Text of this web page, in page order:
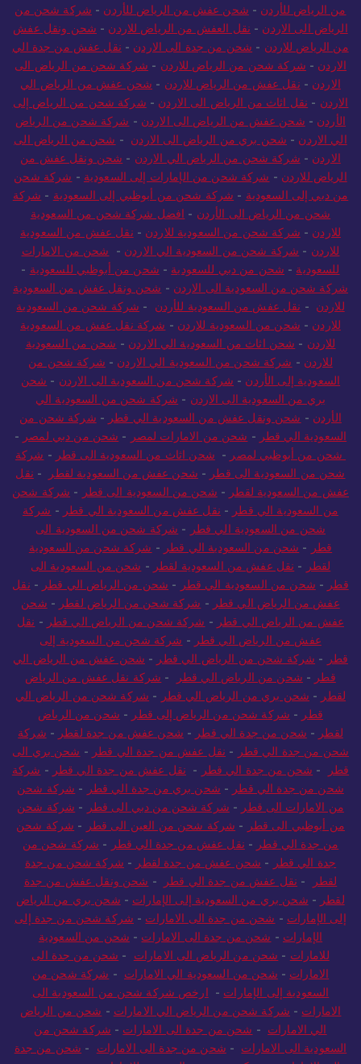
من الرياض للأردن - شحن عفش من الرياض للأردن - شركة شحن من
الرياض الى الاردن - نقل العفش من الرياض للاردن - شحن ونقل عفش
من الرياض للاردن - شحن من جدة الى الاردن - نقل عفش من جدة الي
الاردن - شركة شحن من الرياض للاردن - شركة شحن من الرياض الى
الاردن - نقل عفش من الرياض للاردن - شحن عفش من الرياض الي
الاردن - نقل اثاث من الرياض الى الاردن - شركة شحن من الرياض إلى
الأردن - شحن عفش من الرياض الى الاردن - شركة شحن من الرياض
الي الاردن - شحن بري من الرياض الى الاردن - شحن من الرياض الى
الاردن - شركة شحن من الرياض الي الاردن - شحن ونقل عفش من
الرياض للاردن - شركة شحن من الإمارات إلى السعودية - شركة شحن
من دبي إلى السعودية - شركة شحن من أبوظبي إلى السعودية - شركة
شحن من الرياض الى الأردن - افضل شركة شحن من السعودية
للاردن - شركة شحن من السعودية للاردن - نقل عفش من السعودية
للاردن - شركة شحن من السعودية الي الاردن - شحن من الامارات
للسعودية - شحن من دبي للسعودية - شحن من أبوظبي للسعودية -
شركة شحن من السعودية الى الاردن - شحن ونقل عفش من السعودية
للاردن - نقل عفش من السعودية للأردن - شركة شحن من السعودية
للاردن - شحن من السعودية للاردن - شركة نقل عفش من السعودية
للاردن - شحن اثاث من السعودية الي الاردن - شحن من السعودية
للاردن - شركة شحن من السعودية الي الاردن - شركة شحن من
السعودية إلى الأردن - شركة شحن من السعودية الى الاردن - شحن
بري من السعودية الى الاردن - شركة شحن من السعودية الي
الأردن - شحن ونقل عفش من السعودية الي قطر - شركة شحن من
السعودية الي قطر - شحن من الامارات لمصر - شحن من دبي لمصر -
شحن من أبوظبي لمصر - شحن اثاث من السعودية الى قطر - شركة
شحن من السعودية الى قطر - شحن عفش من السعودية لقطر - نقل
عفش من السعودية لقطر - شحن من السعودية الى قطر - شركة شحن
من السعودية الي قطر - نقل عفش من السعودية الي قطر - شركة
شحن من السعودية الي قطر - شركة شحن من السعودية الى
قطر - شحن من السعودية الي قطر - شركة شحن من السعودية
لقطر - نقل عفش من السعودية لقطر - شحن من السعودية الى
قطر - شحن من السعودية الي قطر - شحن من الرياض الي قطر - نقل
عفش من الرياض الي قطر - شركة شحن من الرياض لقطر - شحن
عفش من الرياض الي قطر - شركة شحن من الرياض الي قطر - نقل
عفش من الرياض الي قطر - شركة شحن من السعودية إلى
قطر - شركة شحن من الرياض الي قطر - شحن عفش من الرياض الي
قطر - شحن من الرياض الي قطر - شركة نقل عفش من الرياض
لقطر - شحن بري من الرياض الي قطر - شركة شحن من الرياض الي
قطر - شركة شحن من الرياض إلى قطر - شحن من الرياض
لقطر - شحن من جدة الي قطر - شحن عفش من جدة لقطر - شركة
شحن من جدة الي قطر - نقل عفش من جدة الي قطر - شحن بري الى
قطر
- شحن من جدة الي قطر - نقل عفش من جدة الي قطر - شركة
شحن من جدة الي قطر - شحن بري من جدة الي قطر - شركة شحن
من الامارات الى قطر - شركة شحن من دبي الى قطر - شركة شحن
من أبوظبي الى قطر - شركة شحن من العين الى قطر - شركة شحن
من جدة الي قطر - نقل عفش من جدة الي قطر - شركة شحن من
جدة الي قطر - شحن عفش من جدة لقطر - شركة شحن من جدة
لقطر
- نقل عفش من جدة الي قطر - شحن ونقل عفش من جدة
لقطر - شحن بري من السعودية إلى الإمارات - شحن بري من الرياض
إلى الإمارات - شحن من جدة الى الامارات - شركة شحن من جدة إلى
الإمارات - شحن من جدة الى الامارات - شحن من السعودية
للامارات - شحن من الرياض الى الامارات - شحن من جدة الى
الامارات - شحن من السعودية الي الامارات - شركة شحن من
السعودية إلى الإمارات - ارخص شركة شحن من السعودية الى
الامارات - شركة شحن من الرياض الي الامارات - شحن من الرياض
الي الامارات - شحن من جدة الى الامارات - شركة شحن من
السعودية الى الامارات - شحن من جدة الى الامارات - شحن من جدة